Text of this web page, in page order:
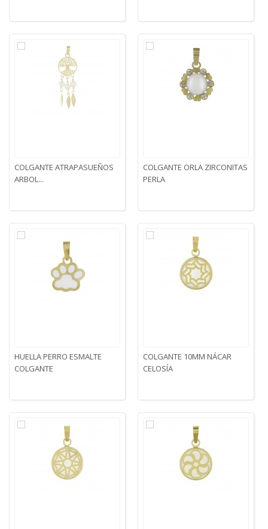
COLGANTE ATRAPASUEÑOS
ARBOL...
COLGANTE ORLA ZIRCONITAS
PERLA
HUELLA PERRO ESMALTE
COLGANTE
COLGANTE 10MM NÁCAR
CELOSÍA